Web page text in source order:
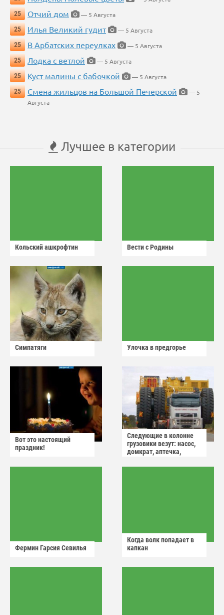
25
Отчий дом
— 5 Августа
25
Илья Великий гудит
— 5 Августа
25
В Арбатских переулках
— 5 Августа
25
Лодка с ветлой
— 5 Августа
25
Куст малины с бабочкой
— 5 Августа
25
Смена жильцов на Большой Печерской
— 5
Августа
Лучшее в категории
Кольский ашкрофтин Вести с Родины
Симпатяги Улочка в предгорье
Вот это настоящий
праздник!
Следующие в колонне
грузовики везут: насос,
домкрат, аптечка,
Фермин Гарсия Севилья
Когда волк попадает в
капкан